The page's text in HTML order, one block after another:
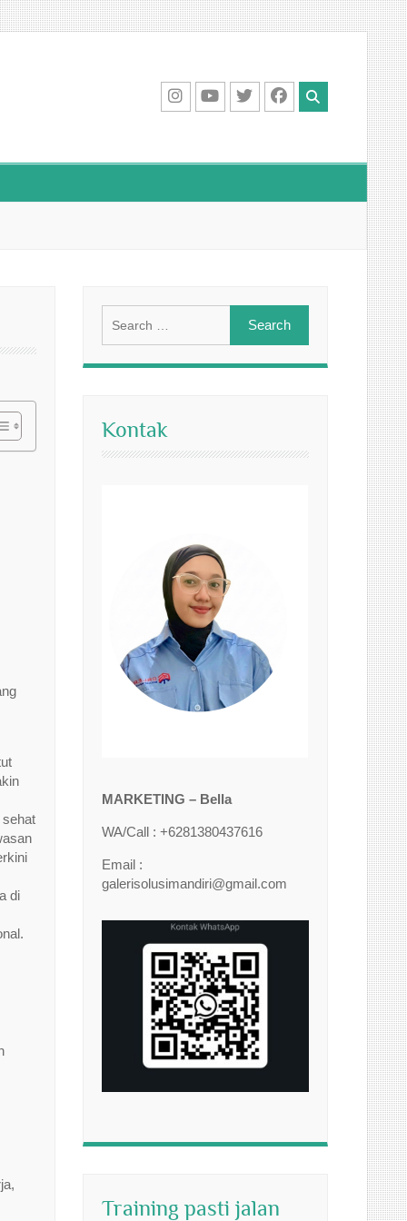
di
for:
Kontak
MARKETING – Bella
WA/Call : +6281380437616
Email :
galerisolusimandiri@gmail.com
Training pasti jalan